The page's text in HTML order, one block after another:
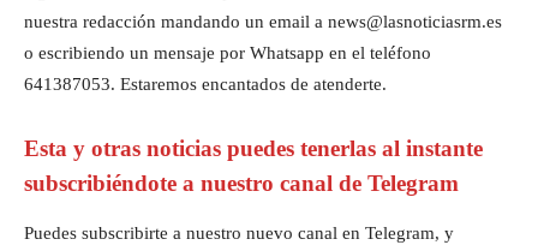
nuestra redacción mandando un email a news@lasnoticiasrm.es
o escribiendo un mensaje por Whatsapp en el teléfono
641387053. Estaremos encantados de atenderte.
Esta y otras noticias puedes tenerlas al instante
subscribiéndote a nuestro canal de Telegram
Puedes subscribirte a nuestro nuevo canal en Telegram, y